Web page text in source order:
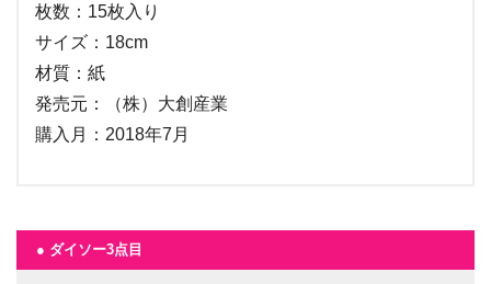
枚数：15枚入り
サイズ：18cm
材質：紙
発売元：（株）大創産業
購入月：2018年7月
● ダイソー3点目